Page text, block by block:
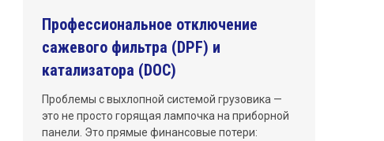
Профессиональное отключение
сажевого фильтра (DPF) и
катализатора (DOC)
Проблемы с выхлопной системой грузовика —
это не просто горящая лампочка на приборной
панели. Это прямые финансовые потери: